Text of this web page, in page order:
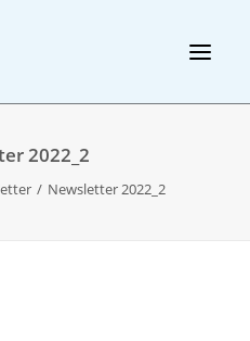
2022_2
Newsletter 2022_2